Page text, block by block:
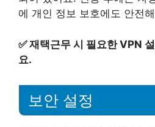
에 개인 정보 보호에도 안전
✅재택근무 시 필요한 VPN
요.
보안 설정